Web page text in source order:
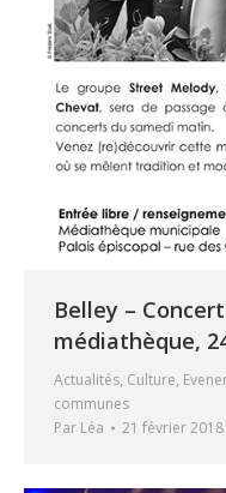
Belley –
médiathèque,
Actualités, Culture,
communes
Par Léa 21 février 2018